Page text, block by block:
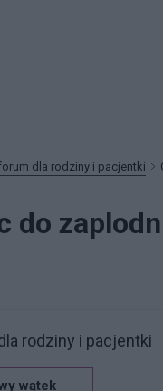
dla rodziny i pacjentki
do
rodziny i pacjentki
wątek